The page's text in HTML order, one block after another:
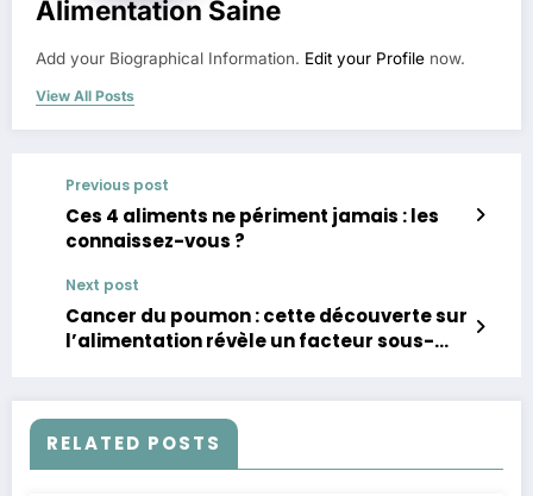
Alimentation Saine
Add your Biographical Information. Edit your Profile now.
View All Posts
Previous post
Ces 4 aliments ne périment jamais : les
connaissez-vous ?
Next post
Cancer du poumon : cette découverte sur
l’alimentation révèle un facteur sous-
RELATED POSTS